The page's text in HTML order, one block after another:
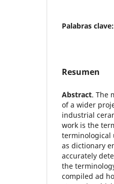
Palabras clave:
Resumen
Abstract. The
of a wider
industrial
work is the
terminological
as dictionary
accurately
the
compiled ad